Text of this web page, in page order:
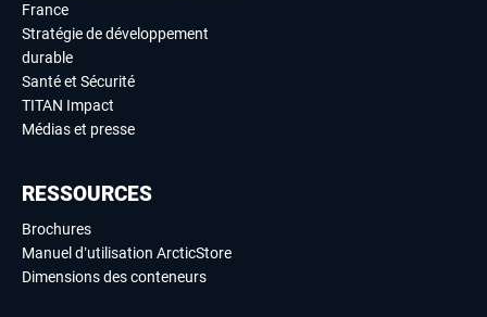
France
Stratégie de développement
durable
Santé et Sécurité
TITAN Impact
Médias et presse
RESSOURCES
Brochures
Manuel d’utilisation ArcticStore
Dimensions des conteneurs